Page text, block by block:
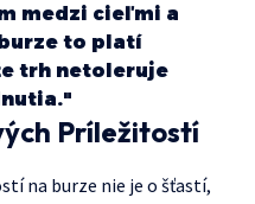
medzi cieľmi a
to platí
trh netoleruje
Príležitostí
na burze nie je o šťastí,